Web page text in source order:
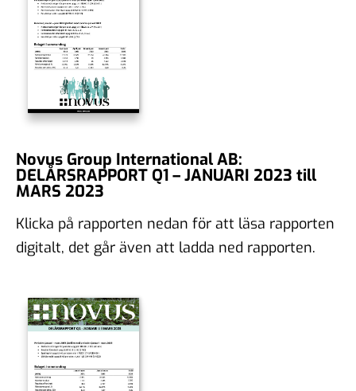
Novus Group International AB:
DELÅRSRAPPORT Q1 – JANUARI 2023 till
MARS 2023
Klicka på rapporten nedan för att läsa rapporten
digitalt, det går även att ladda ned rapporten.